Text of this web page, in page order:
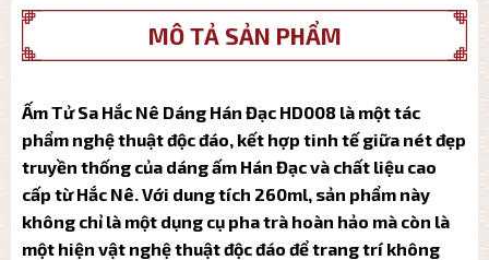
MÔ TẢ SẢN PHẨM
Ấm Tử Sa Hắc Nê Dáng Hán Đạc HD008 là một tác
phẩm nghệ thuật độc đáo, kết hợp tinh tế giữa nét đẹp
truyền thống của dáng ấm Hán Đạc và chất liệu cao
cấp từ Hắc Nê. Với dung tích 260ml, sản phẩm này
không chỉ là một dụng cụ pha trà hoàn hảo mà còn là
một hiện vật nghệ thuật độc đáo để trang trí không